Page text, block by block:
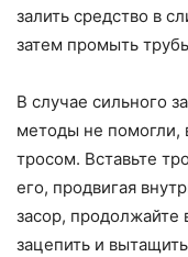
залить средство в
затем промыть
В случае сильного
методы не помогли,
тросом. Вставьте
его, продвигая
засор, продолжайте
зацепить и